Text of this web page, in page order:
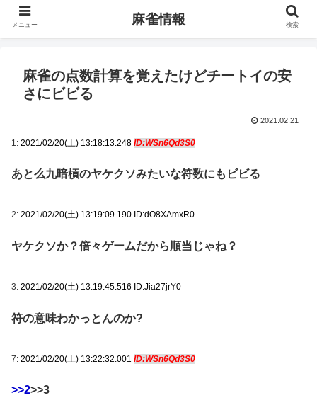
麻雀の点数計算を覚えたけどチートイの安
さにビビる
2021.02.21
1: 2021/02/20(土) 13:18:13.248 ID:WSn6Qd3S0
あと么九暗槓のヤケクソみたいな符数にもビビる
2: 2021/02/20(土) 13:19:09.190 ID:dO8XAmxR0
ヤケクソか？倍々ゲームだから順当じゃね？
3: 2021/02/20(土) 13:19:45.516 ID:Jia27jrY0
符の意味わかっとんのか?
7: 2021/02/20(土) 13:22:32.001 ID:WSn6Qd3S0
>>2>>3
メニュー 麻雀情報 検索